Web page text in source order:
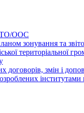
ООС
зонування та
територіальної
договорів, змін і
інститутами